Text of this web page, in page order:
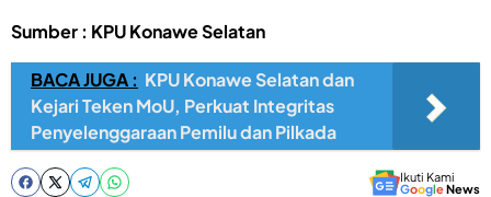
Sumber : KPU Konawe Selatan
BACA JUGA : KPU Konawe Selatan dan
Kejari Teken MoU, Perkuat Integritas
Penyelenggaraan Pemilu dan Pilkada
Ikuti Kami
GoogleNews